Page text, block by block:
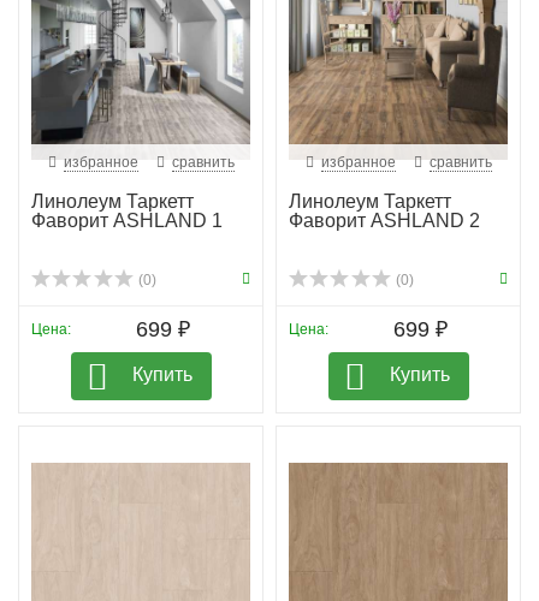
избранное сравнить
Линолеум Таркетт
Фаворит ASHLAND 1
(0)
Цена: 699 ₽
Купить
избранное сравнить
Линолеум Таркетт
Фаворит ASHLAND 2
(0)
Цена: 699 ₽
Купить